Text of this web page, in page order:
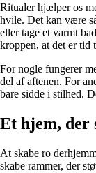
Ritualer hjælper os
hvile. Det kan være
eller tage et varmt
kroppen, at det er tid
For nogle fungerer
del af aftenen. For
bare sidde i stilhed.
Et hjem, der
At skabe ro
skabe rammer, der